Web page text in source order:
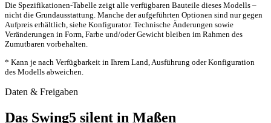
Die Spezifikationen-Tabelle zeigt alle verfügbaren Bauteile dieses Modells –
nicht die Grundausstattung. Manche der aufgeführten Optionen sind nur gegen
Aufpreis erhältlich, siehe Konfigurator. Technische Änderungen sowie
Veränderungen in Form, Farbe und/oder Gewicht bleiben im Rahmen des
Zumutbaren vorbehalten.
* Kann je nach Verfügbarkeit in Ihrem Land, Ausführung oder Konfiguration
des Modells abweichen.
Daten & Freigaben
Das Swing5 silent in Maßen